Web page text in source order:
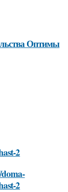
Оптимы
2
2